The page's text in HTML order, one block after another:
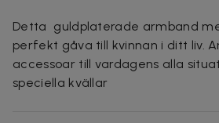
Detta guldplaterade armband
perfekt gåva till kvinnan i ditt liv.
accessoar till vardagens alla
speciella kvällar